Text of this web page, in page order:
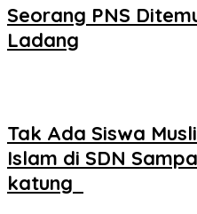
Seorang PNS
Ladang
Tak Ada Siswa
Islam di SDN
katung ‎